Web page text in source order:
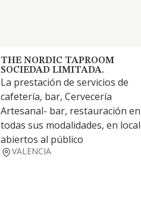
THE NORDIC TAPROOM
SOCIEDAD LIMITADA.
La prestación de servicios de
cafetería, bar, Cervecería
Artesanal- bar, restauración en
todas sus modalidades, en
abiertos al público
VALENCIA